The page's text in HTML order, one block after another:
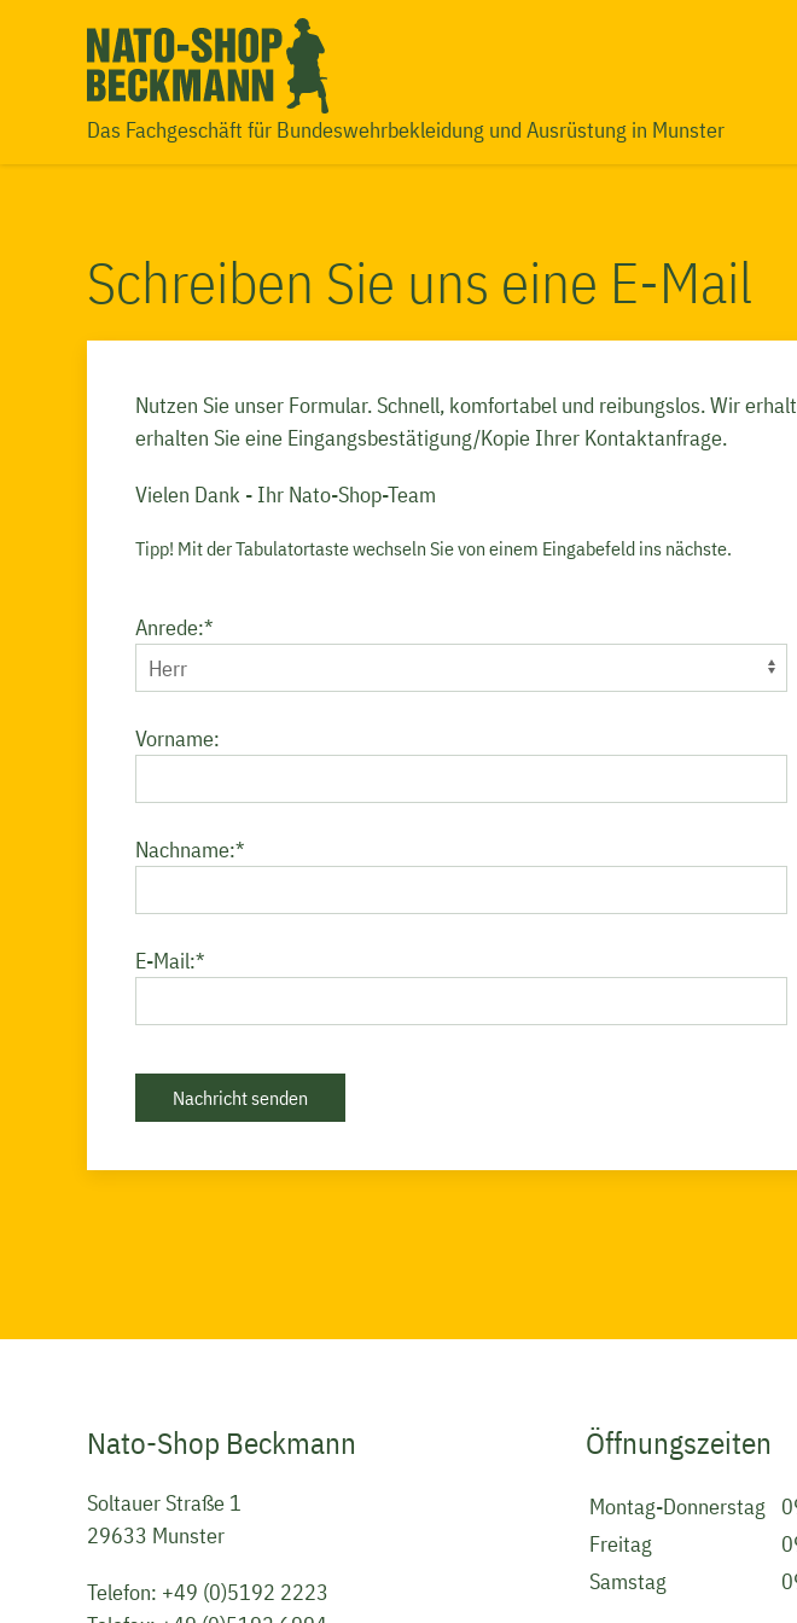
Das Fachgeschäft für Bundeswehrbekleidung und Ausrüstung in Munster
Schreiben Sie uns eine E-Mail
Nutzen Sie unser Formular. Schnell, komfortabel und reibungslos. Wir
erhalten Sie eine Eingangsbestätigung/Kopie Ihrer Kontaktanfrage.
Vielen Dank - Ihr Nato-Shop-Team
Tipp! Mit der Tabulatortaste wechseln Sie von einem Eingabefeld ins nächste.
Pflichtfeld
Anrede:*
Vorname:
Pflichtfeld
Nachname:*
Pflichtfeld
E-Mail:*
Nachricht senden
Nato-Shop Beckmann
Soltauer Straße 1
29633 Munster
Telefon: +49 (0)5192 2223
Öffnungszeiten
Montag-Donnerstag
Freitag
Samstag